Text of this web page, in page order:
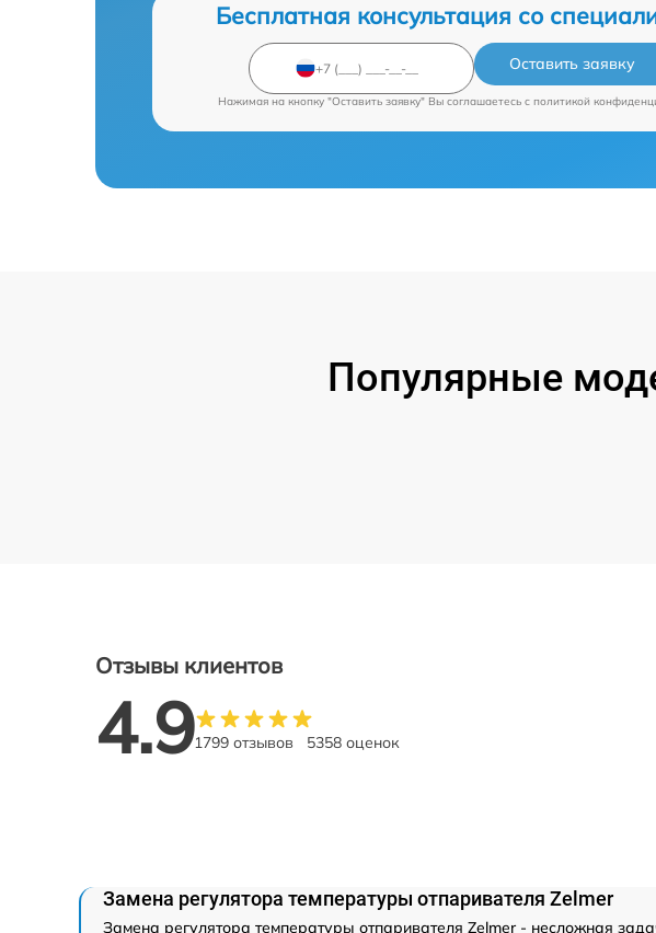
Бесплатная консультация со
Оставить заявку
Нажимая на кнопку "Оставить заявку" Вы соглашаетесь c политикой
Популярные
Отзывы клиентов
4.91799 отзывов 5358 оценок
Замена регулятора температуры отпаривателя Zelmer
Замена регулятора температуры отпаривателя Zelmer - несложная